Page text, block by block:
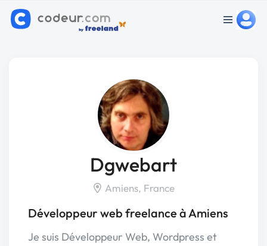
Dgwebart
Amiens, France
Développeur web freelance à Amiens
Je suis Développeur Web, Wordpress et